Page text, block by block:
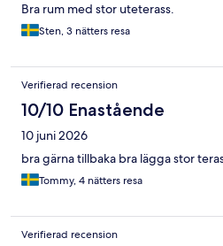
Bra rum med stor uteterass.
Sten, 3 nätters resa
Verifierad recension
10/10 Enastående
10 juni 2026
bra gärna tillbaka bra lägga stor
Tommy, 4 nätters resa
Verifierad recension